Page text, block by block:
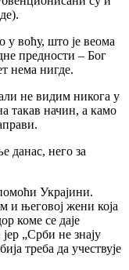
воћу, што је веома
предности – Бог
нема нигде.
не видим никога у
такав начин, а камо
данас, него за
Украјини.
и његовој жени која
коме се даје
„Срби не знају
треба да учествује